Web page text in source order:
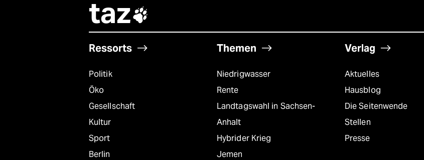
taz
Ressorts
Politik
Öko
Gesellschaft
Kultur
Sport
Berlin
Themen
Niedrigwasser
Rente
Landtagswahl in Sachsen-
Anhalt
Hybrider Krieg
Jemen
Verlag
Aktuelles
Hausblog
Die Seitenwende
Stellen
Presse